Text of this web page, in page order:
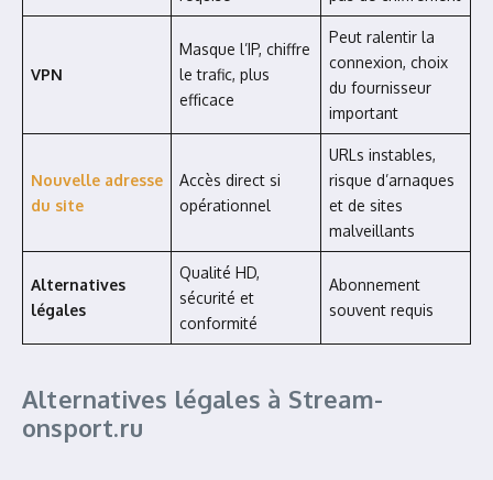
VPN
Masque l’IP, chiffre
le trafic, plus
efficace
Peut ralentir la
connexion, choix
du fournisseur
important
Nouvelle adresse
du site
Accès direct si
opérationnel
URLs instables,
risque d’arnaques
et de sites
malveillants
Alternatives
légales
Qualité HD,
sécurité et
conformité
Abonnement
souvent requis
Alternatives légales à Stream-
onsport.ru